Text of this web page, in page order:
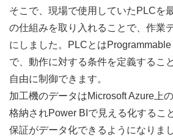
そこで、現場で使用していたPLCを
の仕組みを取り入れることで、作業
にしました。PLCとは
で、動作に対する条件を定義するこ
自由に制御できます。
加工機のデータはMicrosoft Azure上
格納されPower BIで見える化するこ
保証がデータ化できるようになりま